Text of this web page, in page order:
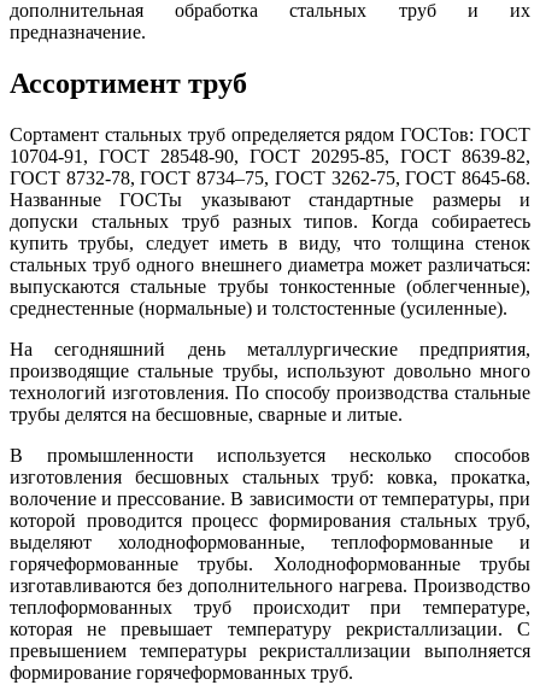
дополнительная обработка стальных труб и их
предназначение.
Ассортимент труб
Сортамент стальных труб определяется рядом ГОСТов: ГОСТ
10704-91, ГОСТ 28548-90, ГОСТ 20295-85, ГОСТ 8639-82,
ГОСТ 8732-78, ГОСТ 8734–75, ГОСТ 3262-75, ГОСТ 8645-68.
Названные ГОСТы указывают стандартные размеры и
допуски стальных труб разных типов. Когда собираетесь
купить трубы, следует иметь в виду, что толщина стенок
стальных труб одного внешнего диаметра может различаться:
выпускаются стальные трубы тонкостенные (облегченные),
среднестенные (нормальные) и толстостенные (усиленные).
На сегодняшний день металлургические предприятия,
производящие стальные трубы, используют довольно много
технологий изготовления. По способу производства стальные
трубы делятся на бесшовные, сварные и литые.
В промышленности используется несколько способов
изготовления бесшовных стальных труб: ковка, прокатка,
волочение и прессование. В зависимости от температуры, при
которой проводится процесс формирования стальных труб,
выделяют холодноформованные, теплоформованные и
горячеформованные трубы. Холодноформованные трубы
изготавливаются без дополнительного нагрева. Производство
теплоформованных труб происходит при температуре,
которая не превышает температуру рекристаллизации. С
превышением температуры рекристаллизации выполняется
формирование горячеформованных труб.